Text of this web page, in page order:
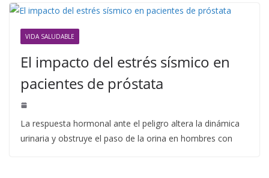
VIDA SALUDABLE
El impacto del estrés sísmico en
pacientes de próstata
La respuesta hormonal ante el peligro altera la dinámica
urinaria y obstruye el paso de la orina en hombres con